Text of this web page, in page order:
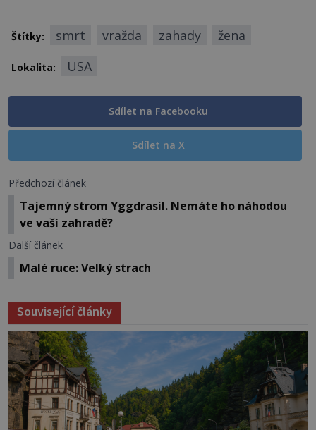
Štítky: smrt vražda zahady žena
Lokalita: USA
Sdílet na Facebooku
Sdílet na X
Předchozí článek
Tajemný strom Yggdrasil. Nemáte ho náhodou
ve vaší zahradě?
Další článek
Malé ruce: Velký strach
Související články